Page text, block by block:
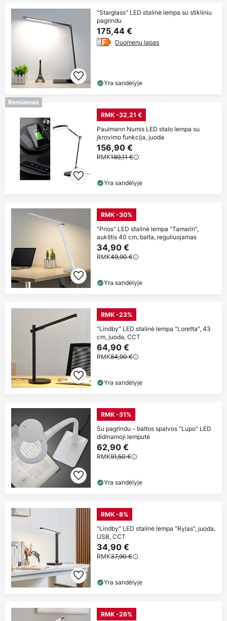
"Starglass" LED stalinė lempa su stikliniu
pagrindu
175,44 €
Duomenų lapas
Yra sandėlyje
Remiamas
RMK -32,21 €
Paulmann Numis LED stalo lempa su
įkrovimo funkcija, juoda
156,90 €
RMK189,11 €
Yra sandėlyje
RMK -30%
"Prios" LED stalinė lempa "Tamarin",
aukštis 40 cm, balta, reguliuojamas
34,90 €
RMK49,90 €
Yra sandėlyje
RMK -23%
"Lindby" LED stalinė lempa "Loretta", 43
cm, juoda, CCT
64,90 €
RMK84,90 €
Yra sandėlyje
RMK -31%
Su pagrindu - baltos spalvos "Lupo" LED
didinamoji lemputė
62,90 €
RMK91,50 €
Yra sandėlyje
RMK -8%
"Lindby" LED stalinė lempa "Rylas", juoda,
USB, CCT
34,90 €
RMK37,90 €
Yra sandėlyje
RMK -26%